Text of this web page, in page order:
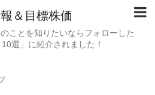
＆目標株価
ことを知りたいならフォローした
選」に紹介されました！